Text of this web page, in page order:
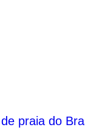
praia do